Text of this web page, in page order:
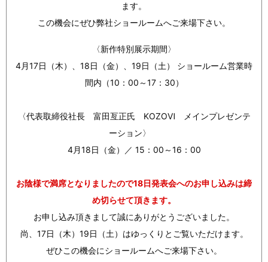
ます。
この機会にぜひ弊社ショールームへご来場下さい。
〈新作特別展示期間〉
4月17日（木）、18日（金）、19日（土） ショールーム営業時
間内（10：00～17：30）
〈代表取締役社長 富田亙正氏 KOZOⅥ メインプレゼンテ
ーション〉
4月18日（金）／ 15：00～16：00
お陰様で満席となりましたので18日発表会へのお申し込みは締
め切らせて頂きます。
お申し込み頂きまして誠にありがとうございました。
尚、17日（木）19日（土）はゆっくりとご覧いただけます。
ぜひこの機会にショールームへご来場下さい。